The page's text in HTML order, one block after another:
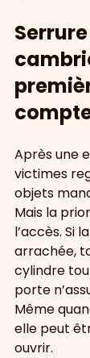
Après une
victimes
objets
Mais la
l’accès. Si
arrachée,
cylindre
porte
Même
elle peut
ouvrir.